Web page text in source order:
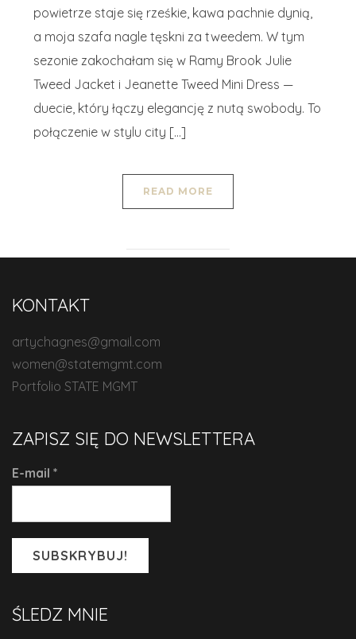
powietrze staje się rześkie, kawa pachnie dynią,
a moja szafa nagle tęskni za tweedem. W tym
sezonie zakochałam się w Ramy Brook Julie
Tweed Jacket i Jeanette Tweed Mini Dress —
duecie, który łączy elegancję z nutą swobody. To
połączenie w stylu city […]
READ MORE
KONTAKT
artychagnes@gmail.com
women@statemgmt.com
Portfolio STATE MGMT
ZAPISZ SIĘ DO NEWSLETTERA
E-mail *
ŚLEDZ MNIE